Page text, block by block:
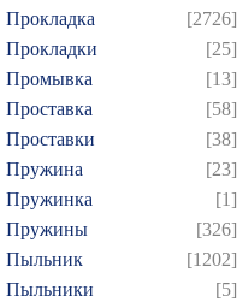
Прокладка
[2726]
Прокладки
[25]
Промывка
[13]
Проставка
[58]
Проставки
[38]
Пружина
[23]
Пружинка
[1]
Пружины
[326]
Пыльник
[1202]
Пыльники
[5]